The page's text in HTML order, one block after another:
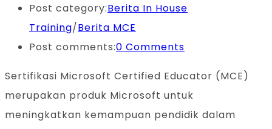
Post category:Berita In House
Training/Berita MCE
Post comments:0 Comments
Sertifikasi Microsoft Certified Educator (MCE)
merupakan produk Microsoft untuk
meningkatkan kemampuan pendidik dalam